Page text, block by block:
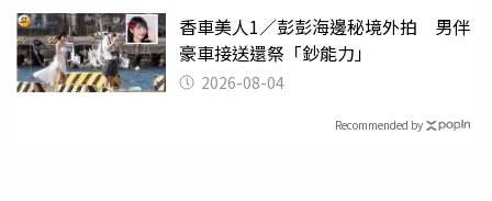
香車美人1／彭彭海邊秘境外拍 男伴
豪車接送還祭「鈔能力」
2026-08-04
Recommended by